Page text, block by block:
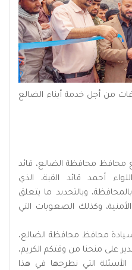
من أجل خدمة أبناء الضالع
حوارًا مع محافظ محافظة الضالع، قائد
أحمد قائد القبة، الذي
وبالتحديد ما يتعلق
وكذلك الصعوبات التي
محافظ محافظة الضالع،
على منحنا من وقتكم الكريم،
الأسئلة التي نطرحها في هذا